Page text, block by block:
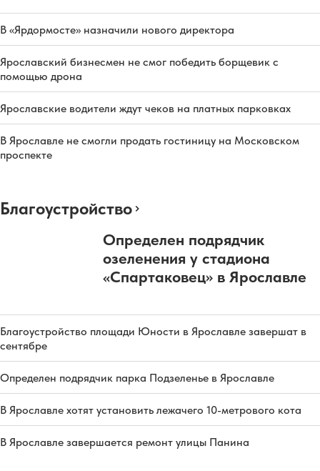
В «Ярдормосте» назначили нового директора
Ярославский бизнесмен не смог победить борщевик с
помощью дрона
Ярославские водители ждут чеков на платных парковках
В Ярославле не смогли продать гостиницу на Московском
проспекте
Благоустройство
Определен подрядчик
озеленения у стадиона
«Спартаковец» в Ярославле
Благоустройство площади Юности в Ярославле завершат в
сентябре
Определен подрядчик парка Подзеленье в Ярославле
В Ярославле хотят установить лежачего 10-метрового кота
В Ярославле завершается ремонт улицы Панина